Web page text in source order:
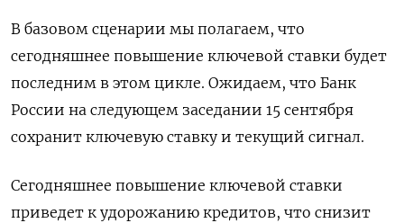
В базовом сценарии мы полагаем, что
сегодняшнее повышение ключевой ставки будет
последним в этом цикле. Ожидаем, что Банк
России на следующем заседании 15 сентября
сохранит ключевую ставку и текущий сигнал.
Сегодняшнее повышение ключевой ставки
приведет к удорожанию кредитов, что снизит